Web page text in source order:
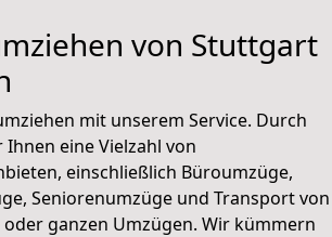
von Stuttgart
mit unserem Service. Durch
eine Vielzahl von
einschließlich Büroumzüge,
Seniorenumzüge und Transport von
ganzen Umzügen. Wir kümmern